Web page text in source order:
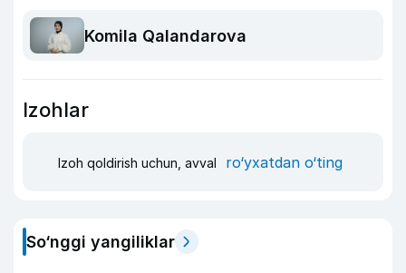
Komila Qalandarova
Izohlar
Izoh qoldirish uchun, avval ro‘yxatdan o‘ting
So‘nggi yangiliklar